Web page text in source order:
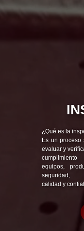
¿Qué es la
Es un proceso
evaluar y
equipos,
seguridad,
calidad y